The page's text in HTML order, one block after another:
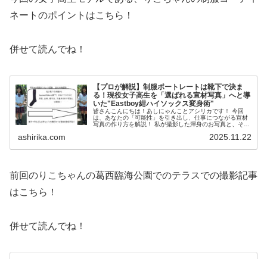
ネートのポイントはこちら！
併せて読んでね！
【プロが解説】制服ポートレートは靴下で決ま
る！現役女子高生を「選ばれる宣材写真」へと導
いた"Eastboy紺ハイソックス変身術"
皆さんこんにちは！あしにゃんことアシリカです！ 今回
は、あなたの「可能性」を引き出し、仕事につながる宣材
写真の作り方を解説！ 私が撮影した渾身のお写真と、その
ashirika.com 2025.11.22
前回のりこちゃんの葛西臨海公園でのテラスでの撮影記事
はこちら！
併せて読んでね！